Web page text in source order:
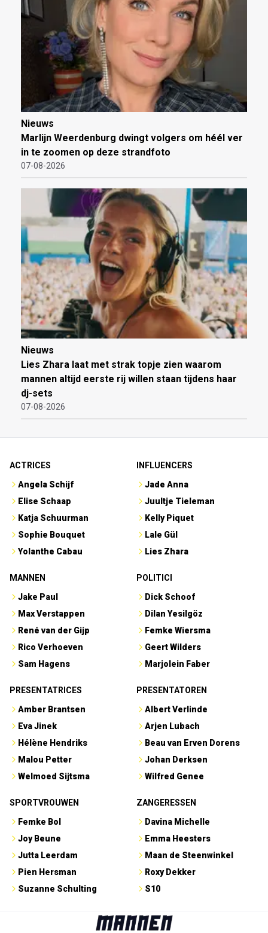
Nieuws
Marlijn Weerdenburg dwingt volgers om héél ver
in te zoomen op deze strandfoto
07-08-2026
Nieuws
Lies Zhara laat met strak topje zien waarom
mannen altijd eerste rij willen staan tijdens haar
dj-sets
07-08-2026
ACTRICES
Angela Schijf
Elise Schaap
Katja Schuurman
Sophie Bouquet
Yolanthe Cabau
INFLUENCERS
Jade Anna
Juultje Tieleman
Kelly Piquet
Lale Gül
Lies Zhara
MANNEN
Jake Paul
Max Verstappen
René van der Gijp
Rico Verhoeven
Sam Hagens
POLITICI
Dick Schoof
Dilan Yesilgöz
Femke Wiersma
Geert Wilders
Marjolein Faber
PRESENTATRICES
Amber Brantsen
Eva Jinek
Hélène Hendriks
Malou Petter
Welmoed Sijtsma
PRESENTATOREN
Albert Verlinde
Arjen Lubach
Beau van Erven Dorens
Johan Derksen
Wilfred Genee
SPORTVROUWEN
Femke Bol
Joy Beune
Jutta Leerdam
Pien Hersman
Suzanne Schulting
ZANGERESSEN
Davina Michelle
Emma Heesters
Maan de Steenwinkel
Roxy Dekker
S10